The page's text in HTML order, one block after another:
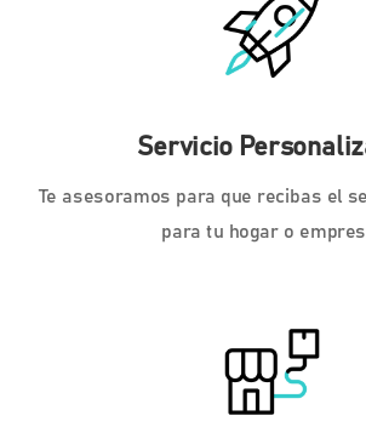
Servicio
Te asesoramos para que recibas el
para tu hogar o